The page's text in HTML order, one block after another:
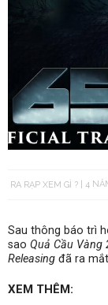
RA RẠP XEM GÌ ? 4
Sau thông báo trì
sao Quả Cầu Vàng
Releasing đã ra
XEM THÊM: